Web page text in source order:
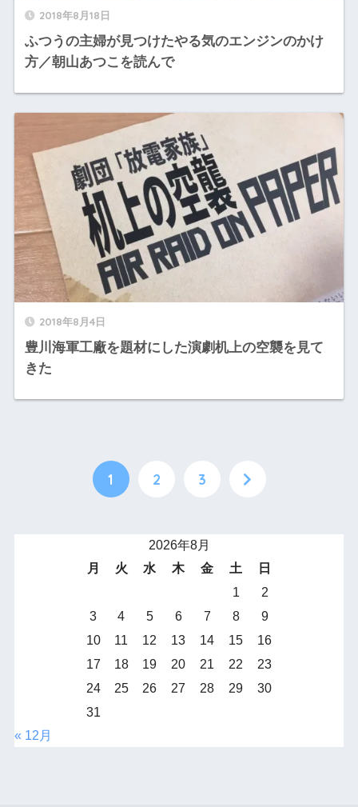
2018年8月18日
ふつうの主婦が見つけたやる気のエンジンのかけ
方／朝山あつこを読んで
2018年8月4日
豊川海軍工廠を題材にした演劇机上の空襲を見て
きた
1 2 3
2026年8月
月
火 水 木 金 土
日
1
2
3
4 5 6 7 8
9
10
11 12 13 14 15
16
17
18 19 20 21 22
23
24
25 26 27 28 29
30
31
« 12月